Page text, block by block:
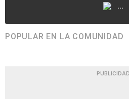
...
POPULAR EN LA COMUNIDAD
PUBLICIDAD